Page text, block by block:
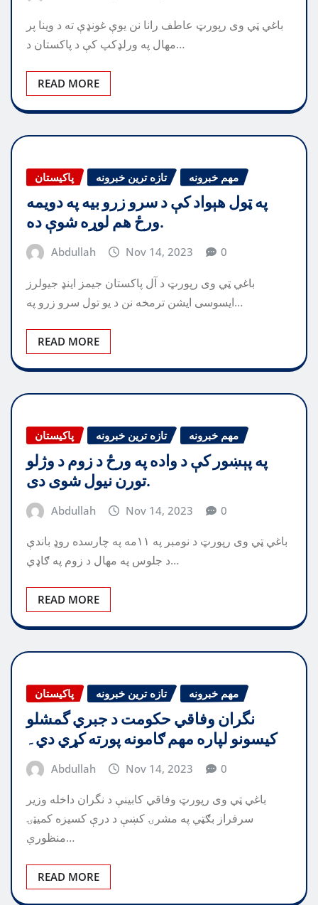
باغي ټي وی رپورټ عاطف رانا نن یوې غونډې ته د وینا پر
مهال په ورلډکپ کې د پاکستان د…
READ MORE
پاکیستان تازه ترین خبرونه مهم خبرونه
په ټول هېواد کې د سرو زرو بيه په دويمه
ورځ هم لوړه شوې ده.
Abdullah Nov 14, 2023 0
باغي ټي وی رپورټ د آل پاکستان جیمز اینډ جیولرز
ایسوسی ایشن ترمخه نن د یو تول سرو زرو په…
READ MORE
پاکیستان تازه ترین خبرونه مهم خبرونه
په پېښور کې د واده په ورځ د زوم د وژلو
تورن نيول شوی دی.
Abdullah Nov 14, 2023 0
باغي ټي وی رپورټ د نومبر په ۱۱مه په چارسده روډ باندې
د جلوس په مهال د زوم په ګاډي…
READ MORE
پاکیستان تازه ترین خبرونه مهم خبرونه
نگران وفاقي حکومت د جبري گمشلو
کيسونو لپاره مهم ګامونه پورته کړي دي۔
Abdullah Nov 14, 2023 0
باغي ټي وی رپورټ وفاقي کابينې د نگران داخله وزير
سرفراز بګټي په مشرۍ کښې د درې کسيزه کميټۍ
منظوري…
READ MORE